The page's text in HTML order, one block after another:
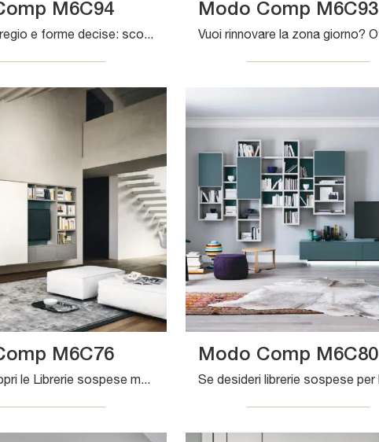
M6C94
Texture di pregio e forme decise: scopri la libreria Modo Comp M6C94 di Sangiacomo tra le più originali Librerie moderne a muro.
Modo Comp M6C93
M6C76
Clicca e scopri le Librerie sospese moderne! Il modello Modo Comp M6C76 Sangiacomo saprà ultimare un soggiorno dinamico e operativo.
Modo Comp M6C80